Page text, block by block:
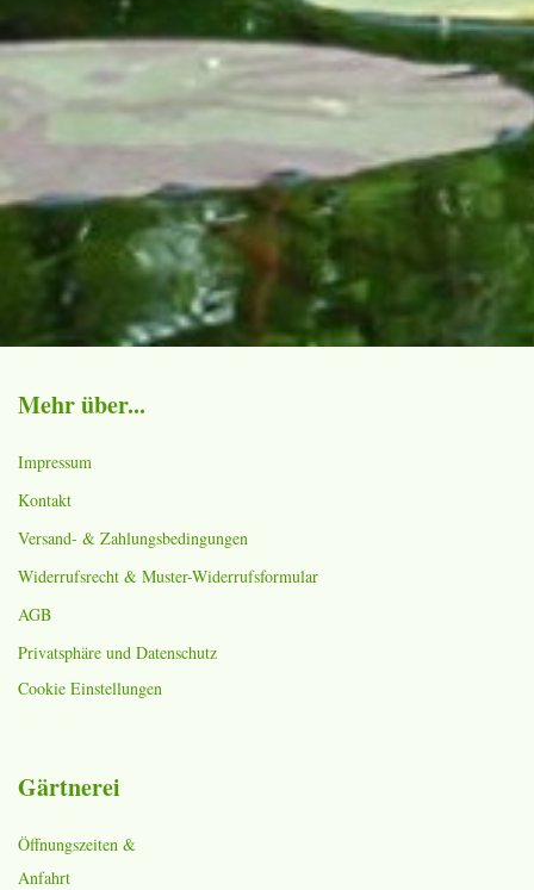
Mehr über...
Impressum
Kontakt
Versand- & Zahlungsbedingungen
Widerrufsrecht & Muster-Widerrufsformular
AGB
Privatsphäre und Datenschutz
Cookie Einstellungen
Gärtnerei
Öffnungszeiten &
Anfahrt